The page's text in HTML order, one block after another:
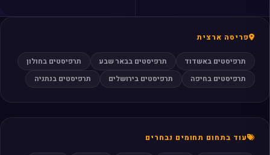
פריסה ארצית
תרפיסטים באשדוד תרפיסטים בבאר שבע
תרפיסטים בחולון
תרפיסטים בחיפה
תרפיסטים בירושלים תרפיסטים בנתניה
עוד בתחום תחומים נבחרים